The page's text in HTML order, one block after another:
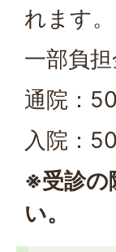
れます。
一部負
通院：
入院：
※受診の
い。